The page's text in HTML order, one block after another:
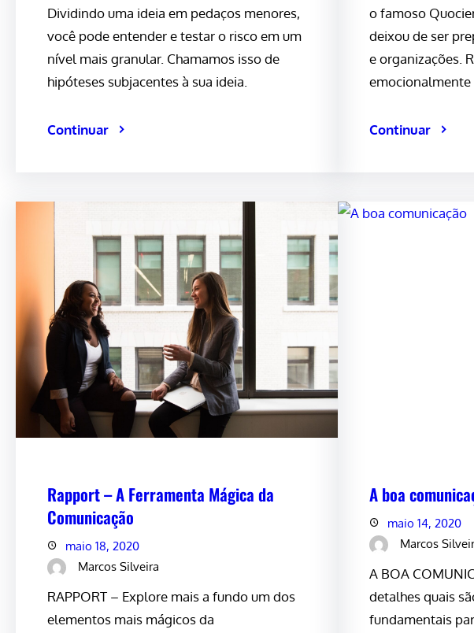
Dividindo uma ideia em pedaços menores,
você pode entender e testar o risco em um
nível mais granular. Chamamos isso de
hipóteses subjacentes à sua ideia.
Continuar
o famoso
deixou de ser
e organizações.
Continuar
Rapport – A Ferramenta Mágica da
Comunicação
maio 18, 2020
Marcos Silveira
RAPPORT – Explore mais a fundo um dos
elementos mais mágicos da
A boa
maio 14, 2020
Marcos
A BOA
detalhes quais
fundamentais